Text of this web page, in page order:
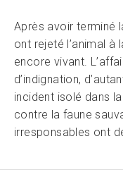
Après avoir terminé
ont rejeté l’animal à
encore vivant.
d’indignation,
incident isolé dans
contre la faune
irresponsables ont